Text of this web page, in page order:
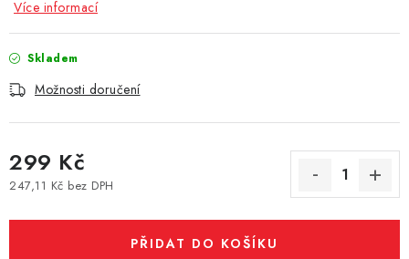
PŘÍSLUŠENSTVÍ
ZNAČKY
Vše o nákupu Jak reklamovat či vrátit zboží
Recenze
Více informací
Skladem
Možnosti doručení
299 Kč
247,11 Kč bez DPH
PŘIDAT DO KOŠÍKU